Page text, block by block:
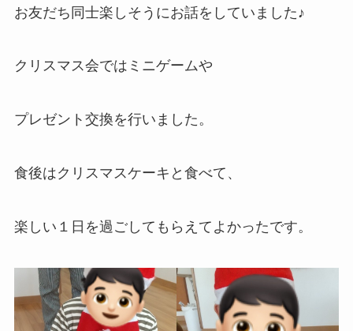
お友だち同士楽しそうにお話をしていました♪
クリスマス会ではミニゲームや
プレゼント交換を行いました。
食後はクリスマスケーキと食べて、
楽しい１日を過ごしてもらえてよかったです。